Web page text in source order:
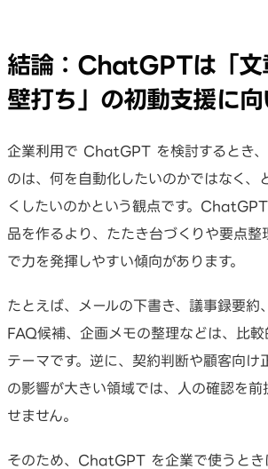
結論：ChatGPTは「文
壁打ち」の初動支援に
企業利用で ChatGPT を検討するとき
のは、何を自動化したいのかではなく、
くしたいのかという観点です。
品を作るより、たたき台づくりや要点整
で力を発揮しやすい傾向があります。
たとえば、メールの下書き、議事録要約
FAQ候補、企画メモの整理などは、比
テーマです。逆に、契約判断や顧客向け
の影響が大きい領域では、人の確認を前
せません。
そのため、ChatGPT を企業で使うとき